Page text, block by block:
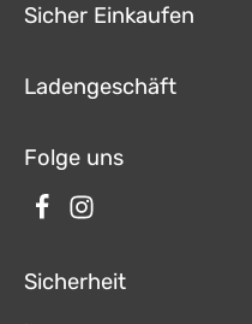
Sicher Einkaufen
Ladengeschäft
Folge uns
Sicherheit